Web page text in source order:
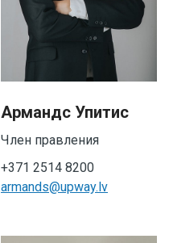
Армандс Упитис
Член правления
+371 2514 8200
armands@upway.lv